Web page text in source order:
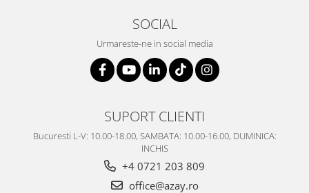
SOCIAL
Urmareste-ne in social media
SUPORT CLIENTI
Bucuresti L-V: 10.00-18.00, SAMBATA: 10.00-16.00, DUMINICA:
INCHIS
+4 0721 203 809
office@azay.ro